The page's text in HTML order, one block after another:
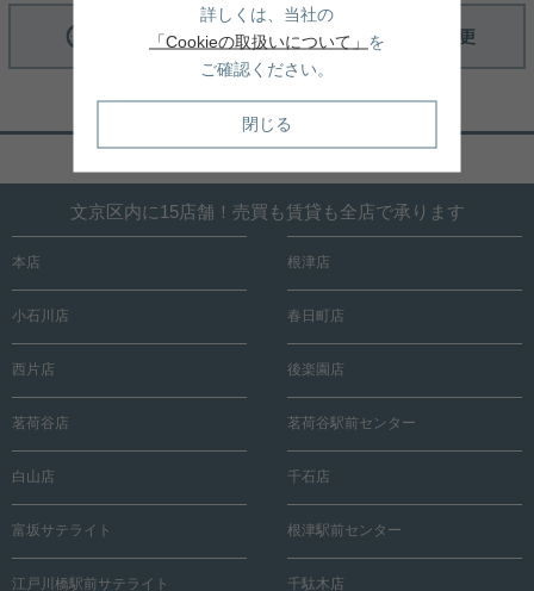
文京区内に15店舗！売買も賃貸も全店で承ります
本店 根津店
小石川店 春日町店
西片店 後楽園店
茗荷谷店 茗荷谷駅前センター
白山店 千石店
富坂サテライト 根津駅前センター
江戸川橋駅前サテライト 千駄木店
詳しくは、当社の
「Cookieの取扱いについて」 を
ご確認ください。
閉じる